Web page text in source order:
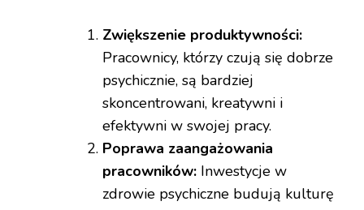
Zwiększenie produktywności:
Pracownicy, którzy czują się dobrze
psychicznie, są bardziej
skoncentrowani, kreatywni i
efektywni w swojej pracy.
Poprawa zaangażowania
pracowników: Inwestycje w
zdrowie psychiczne budują kulturę